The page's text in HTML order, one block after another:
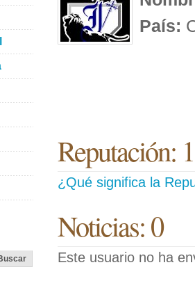
País:
Reputación:
¿Qué significa la
Noticias: 0
Este usuario no ha